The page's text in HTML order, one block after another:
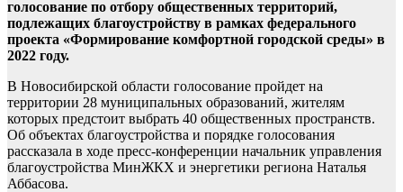
голосование по отбору общественных территорий,
подлежащих благоустройству в рамках федерального
проекта «Формирование комфортной городской среды» в
2022 году.
В Новосибирской области голосование пройдет на
территории 28 муниципальных образований, жителям
которых предстоит выбрать 40 общественных пространств.
Об объектах благоустройства и порядке голосования
рассказала в ходе пресс-конференции начальник управления
благоустройства МинЖКХ и энергетики региона Наталья
Аббасова.